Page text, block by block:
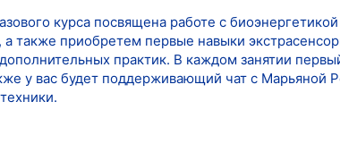
курса посвящена работе с
а также приобретем первые навыки
практик. В каждом занятии
у вас будет поддерживающий чат с Марьяной